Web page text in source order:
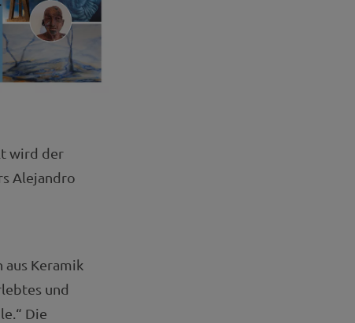
wird der
Alejandro
aus Keramik
und
Die